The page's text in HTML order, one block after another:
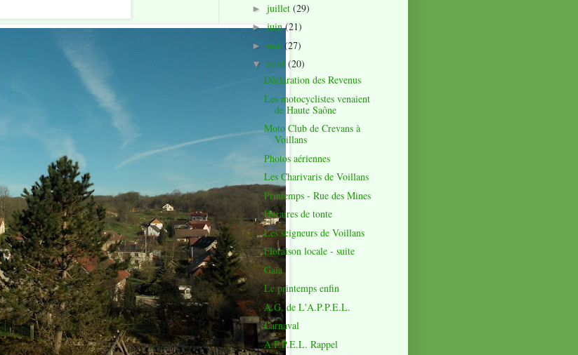
► juillet (29)
►juin(21)
► mai (27)
▼ avril (20)
Déclaration des Revenus
Les motocyclistes venaient
de Haute Saône
Moto Club de Crevans à
Voillans
Photos aériennes
Les Charivaris de Voillans
Printemps - Rue des Mines
Horaires de tonte
Les seigneurs de Voillans
Floraison locale - suite
Gaïa
Le printemps enfin
A.G. de L'A.P.P.E.L.
Carnaval
A.P.P.E.L. Rappel